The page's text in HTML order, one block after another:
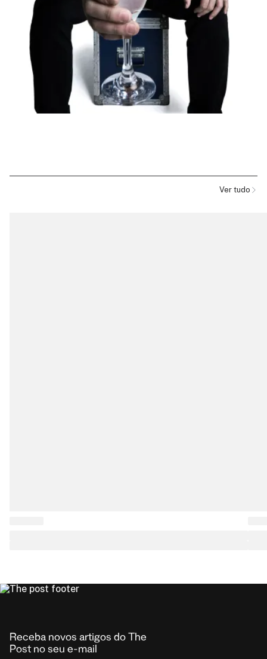
Ver tudo
Receba novos artigos do The
Post no seu e-mail